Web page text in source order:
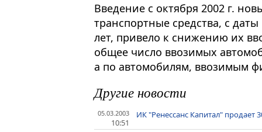
Введение с октября 2002 г.
транспортные средства, с
лет, привело к снижению их
общее число ввозимых
а по автомобилям, ввозимым
Другие новости
05.03.2003
10:51
ИК "Ренессанс Капитал" продает